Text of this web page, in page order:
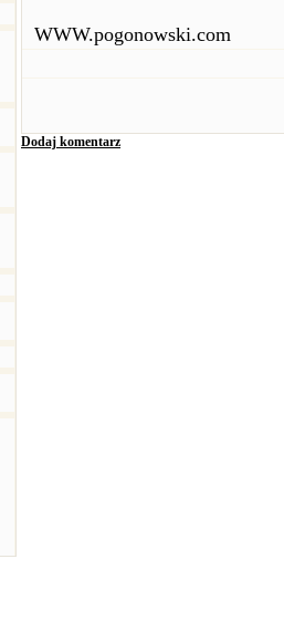
WWW.pogonowski.com
Dodaj komentarz